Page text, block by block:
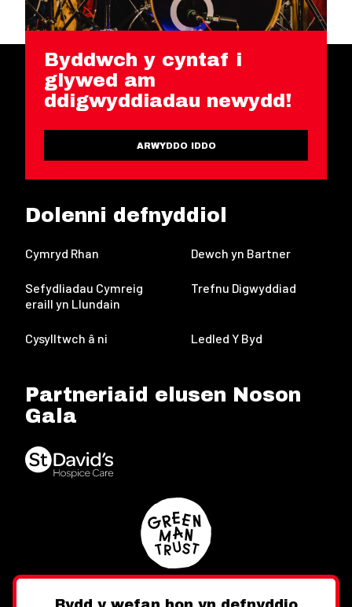
Byddwch y cyntaf i
glywed am
ddigwyddiadau newydd!
ARWYDDO IDDO
Dolenni defnyddiol
Cymryd Rhan Dewch yn Bartner
Sefydliadau Cymreig
eraill yn Llundain
Trefnu Digwyddiad
Cysylltwch â ni Ledled Y Byd
Partneriaid elusen Noson
Gala